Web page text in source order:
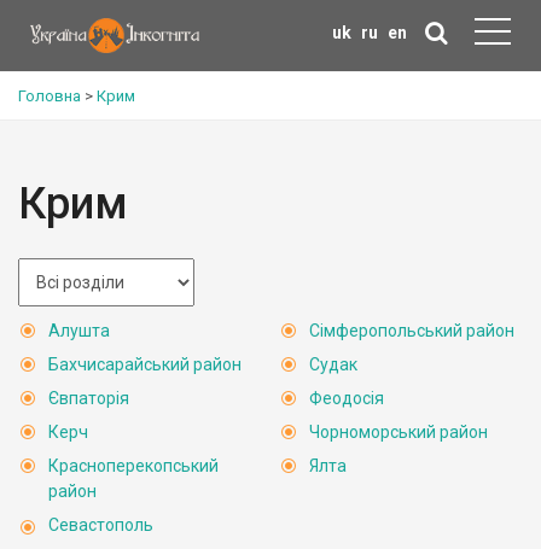
uk ru en
Головна > Крим
Крим
Алушта
Бахчисарайський район
Євпаторія
Керч
Красноперекопський
район
Севастополь
Сімферопольський район
Судак
Феодосія
Чорноморський район
Ялта